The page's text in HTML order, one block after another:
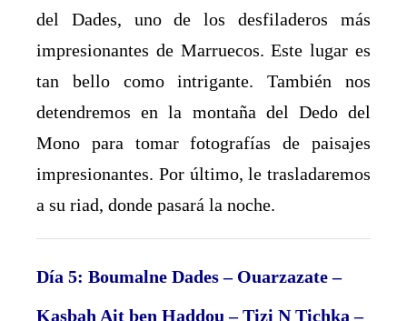
del Dades, uno de los desfiladeros más
impresionantes de Marruecos. Este lugar es
tan bello como intrigante. También nos
detendremos en la montaña del Dedo del
Mono para tomar fotografías de paisajes
impresionantes. Por último, le trasladaremos
a su riad, donde pasará la noche.
Día 5: Boumalne Dades – Ouarzazate –
Kasbah Ait ben Haddou – Tizi N Tichka –